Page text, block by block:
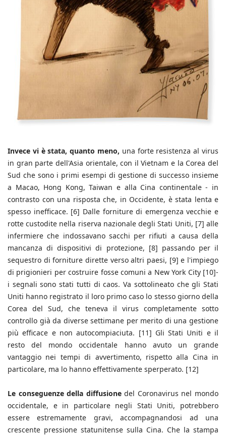
Invece vi è stata, quanto meno, una forte resistenza al virus
in gran parte dell'Asia orientale, con il Vietnam e la Corea del
Sud che sono i primi esempi di gestione di successo insieme
a Macao, Hong Kong, Taiwan e alla Cina continentale - in
contrasto con una risposta che, in Occidente, è stata lenta e
spesso inefficace. [6] Dalle forniture di emergenza vecchie e
rotte custodite nella riserva nazionale degli Stati Uniti, [7] alle
infermiere che indossavano sacchi per rifiuti a causa della
mancanza di dispositivi di protezione, [8] passando per il
sequestro di forniture dirette verso altri paesi, [9] e l'impiego
di prigionieri per costruire fosse comuni a New York City [10]-
i segnali sono stati tutti di caos. Va sottolineato che gli Stati
Uniti hanno registrato il loro primo caso lo stesso giorno della
Corea del Sud, che teneva il virus completamente sotto
controllo già da diverse settimane per merito di una gestione
più efficace e non autocompiaciuta. [11] Gli Stati Uniti e il
resto del mondo occidentale hanno avuto un grande
vantaggio nei tempi di avvertimento, rispetto alla Cina in
particolare, ma lo hanno effettivamente sperperato. [12]
Le conseguenze della diffusionedel Coronavirus nel mondo
occidentale, e in particolare negli Stati Uniti, potrebbero
essere estremamente gravi, accompagnandosi ad una
crescente pressione statunitense sulla Cina. Che la stampa